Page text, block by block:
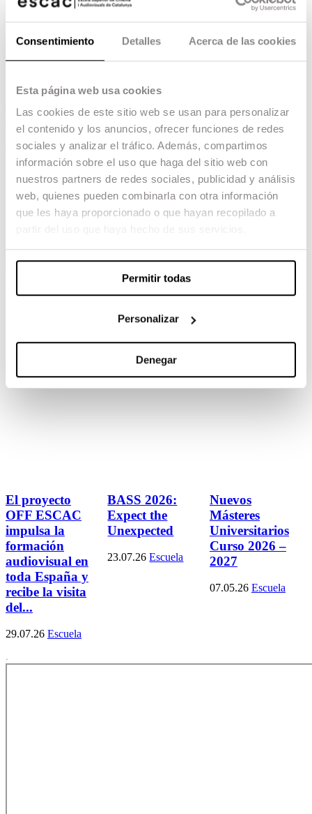
Consentimiento Detalles Acerca de las cookies
Esta página web usa cookies
Las cookies de este sitio web se usan para personalizar
el contenido y los anuncios, ofrecer funciones de redes
sociales y analizar el tráfico. Además, compartimos
información sobre el uso que haga del sitio web con
nuestros partners de redes sociales, publicidad y análisis
web, quienes pueden combinarla con otra información
que les haya proporcionado o que hayan recopilado a
Permitir todas
Personalizar
Denegar
La sociedad de la nieve
20.03.24 -
Dirección: JA Bayona
Guion: JA Bayona, Bernat Vilaplana
Montaje: Jaume Martí:
Sonido: Oriol Tarragó
Foto fija: Quim Vives
TAMBIÉN TE PUEDE INTERESAR
El proyecto
OFF ESCAC
impulsa la
formación
audiovisual en
toda España y
recibe la visita
del...
29.07.26 Escuela
BASS 2026:
Expect the
Unexpected
23.07.26 Escuela
Nuevos
Másteres
Universitarios
Curso 2026 –
2027
07.05.26 Escuela